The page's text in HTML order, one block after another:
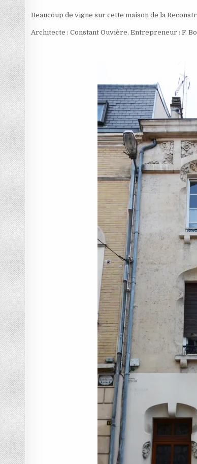
Beaucoup de vigne sur cette maison de la
Architecte : Constant Ouvière. Entrepreneur : F.